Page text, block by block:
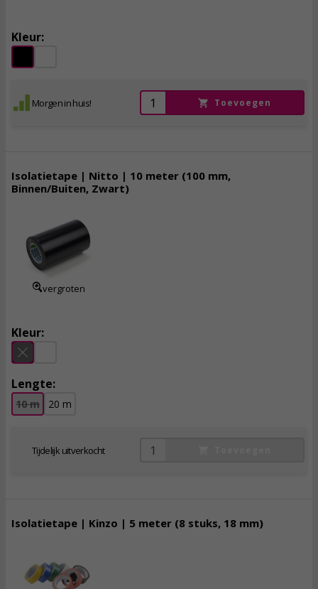
Kleur:
Morgen in huis! Toevoegen
Isolatietape | Nitto | 10 meter (100 mm,
Binnen/Buiten, Zwart)
vergroten
Kleur:
Lengte:
10 m 20 m
Tijdelijk uitverkocht
Isolatietape | Kinzo | 5 meter (8 stuks, 18 mm)